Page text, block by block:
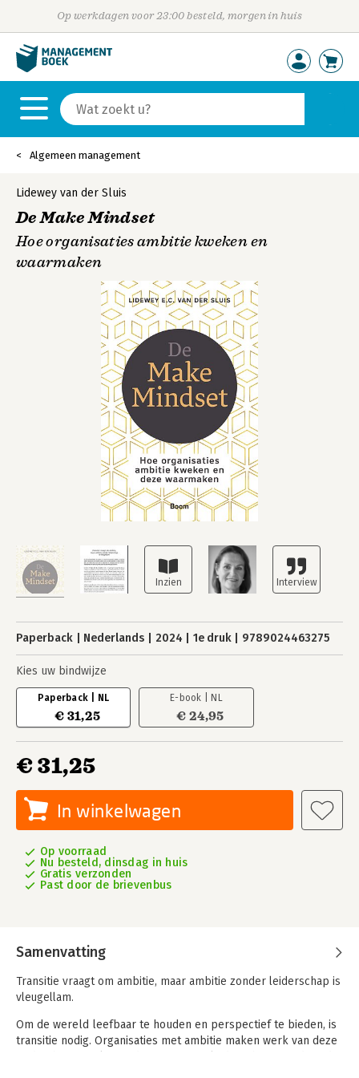
Op werkdagen voor 23:00 besteld, morgen in huis
Algemeen management
Lidewey van der Sluis
De Make Mindset
Hoe organisaties ambitie kweken en
waarmaken
Paperback Nederlands 2024 1e druk 9789024463275
Kies uw bindwijze
Paperback | NL
€ 31,25
E-book | NL
€ 24,95
€ 31,25
In winkelwagen
Op voorraad
Nu besteld, dinsdag in huis
Gratis verzonden
Past door de brievenbus
Samenvatting
Transitie vraagt om ambitie, maar ambitie zonder leiderschap is
vleugellam.
Om de wereld leefbaar te houden en perspectief te bieden, is
transitie nodig. Organisaties met ambitie maken werk van deze